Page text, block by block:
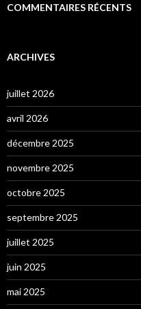
COMMENTAIRES RÉCENTS
ARCHIVES
juillet 2026
avril 2026
décembre 2025
novembre 2025
octobre 2025
septembre 2025
juillet 2025
juin 2025
mai 2025